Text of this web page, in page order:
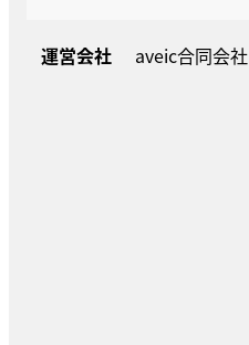
運営会社 aveic合同会社